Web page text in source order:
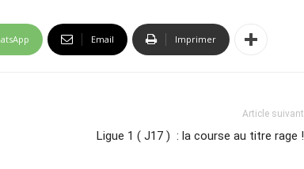
Email Imprimer
Article suivant
Ligue 1 ( J17 ) : la course au titre rage !